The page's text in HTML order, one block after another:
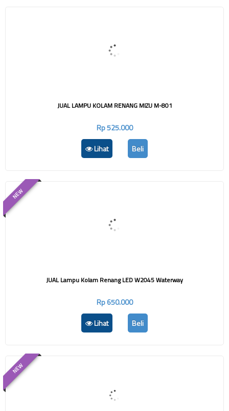
JUAL LAMPU KOLAM RENANG MIZU M-801
Rp 525.000
Lihat
Beli
NEW
JUAL Lampu Kolam Renang LED W2045 Waterway
Rp 650.000
Lihat
Beli
NEW